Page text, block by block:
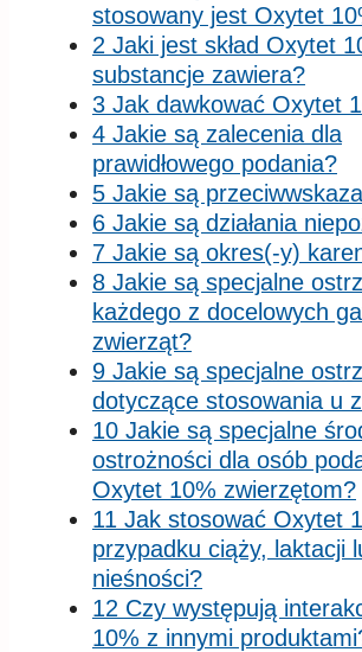
stosowany jest Oxytet
2 Jaki jest skład Oxytet
substancje zawiera?
3 Jak dawkować Oxytet
4 Jakie są zalecenia dla
prawidłowego podania?
5 Jakie są
6 Jakie są działania
7 Jakie są okres(-y)
8 Jakie są specjalne
każdego z docelowych
zwierząt?
9 Jakie są specjalne
dotyczące stosowania u
10 Jakie są specjalne
ostrożności dla osób
Oxytet 10% zwierzętom?
11 Jak stosować Oxytet
przypadku ciąży, laktacji
nieśności?
12 Czy występują
10% z innymi